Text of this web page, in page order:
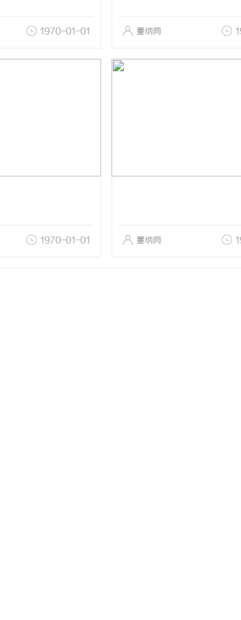
1970-01-01 塞纳网
1970-01-01 塞纳网